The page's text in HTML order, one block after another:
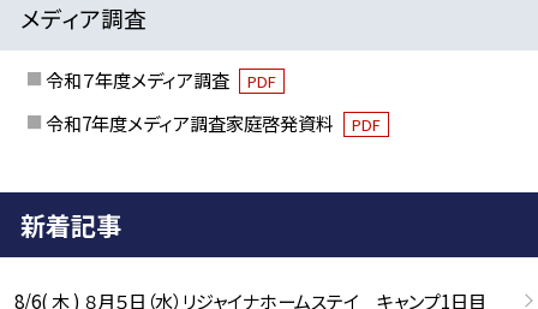
メディア調査
令和７年度メディア調査 PDF
令和7年度メディア調査家庭啓発資料 PDF
新着記事
8/6( 木 ) ８月５日（水）リジャイナホームステイ キャンプ1日目